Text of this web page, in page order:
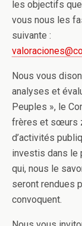
les objectifs
vous nous les
suivante :
valoraciones@
Nous vous
analyses et
Peuples », le
frères et sœurs
d’activités
investis dans le
qui, nous le
seront rendues
convoquent.